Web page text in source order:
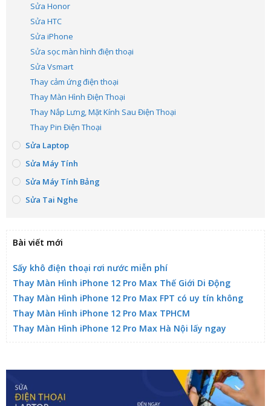
Sửa Honor
Sửa HTC
Sửa iPhone
Sửa sọc màn hình điện thoại
Sửa Vsmart
Thay cảm ứng điện thoại
Thay Màn Hình Điện Thoại
Thay Nắp Lưng, Mặt Kính Sau Điện Thoại
Thay Pin Điện Thoại
Sửa Laptop
Sửa Máy Tính
Sửa Máy Tính Bảng
Sửa Tai Nghe
Bài viết mới
Sấy khô điện thoại rơi nước miễn phí
Thay Màn Hình iPhone 12 Pro Max Thế Giới Di Động
Thay Màn Hình iPhone 12 Pro Max FPT có uy tín không
Thay Màn Hình iPhone 12 Pro Max TPHCM
Thay Màn Hình iPhone 12 Pro Max Hà Nội lấy ngay